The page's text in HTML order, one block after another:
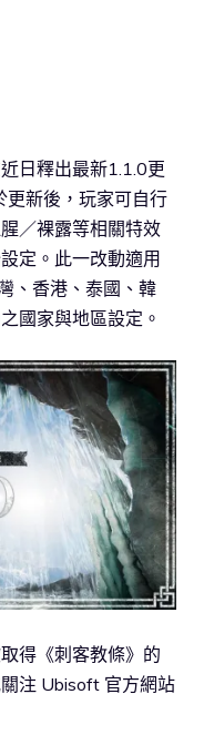
日釋出最新1.1.0更
更新後，玩家可自行
／裸露等相關特效
定。此一改動適用
、香港、泰國、韓
國家與地區設定。
得《刺客教條》的
注 Ubisoft 官方網站